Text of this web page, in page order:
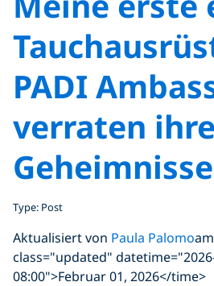
PADI
verraten ihre
Geheimnisse
Type: Post
Aktualisiert von Paula Palomo
class="updated"
08:00">Februar 01, 2026</time>